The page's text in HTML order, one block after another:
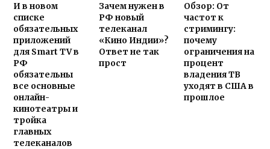
И в новом
списке
обязательных
приложений
для Smart TV в
РФ
обязательны
все основные
онлайн-
кинотеатры и
тройка
главных
телеканалов
Зачем нужен в
РФ новый
телеканал
«Кино Индии»?
Ответ не так
прост
Обзор: От
частот к
стримингу:
почему
ограничения на
процент
владения ТВ
уходят в США в
прошлое